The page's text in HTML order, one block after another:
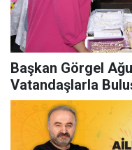
Başkan Görgel
Vatandaşlarla